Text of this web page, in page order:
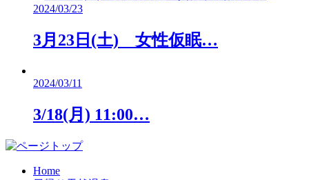
2024/03/23
3月23日(土) 女性仮眠…
2024/03/11
3/18(月) 11:00…
Home